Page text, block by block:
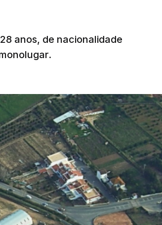
anos, de nacionalidade